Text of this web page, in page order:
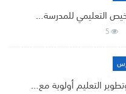
التعليمي للمدرسة…
5
التعليم أولوية مع…